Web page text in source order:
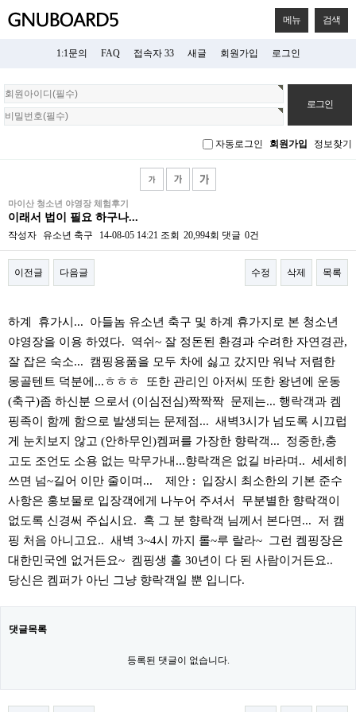
메뉴 검색
1:1문의 FAQ 접속자 33 새글 회원가입 로그인
회
원
로
자동로그인 회원가입 정보찾기
마이산 청소년 야영장 체험후기
이래서 법이 필요 하구나...
작성자 유소년 축구 14-08-05 14:21 조회 20,994회 댓글 0건
이전글 다음글 수정 삭제 목록
하계 휴가시... 아들놈 유소년 축구 및 하계 휴가지로 본 청소년
야영장을 이용 하였다. 역쉬~ 잘 정돈된 환경과 수려한 자연경관,
잘 잡은 숙소... 캠핑용품을 모두 차에 싫고 갔지만 워낙 저렴한
몽골텐트 덕분에...ㅎㅎㅎ 또한 관리인 아저씨 또한 왕년에 운동
(축구)좀 하신분 으로서 (이심전심)짝짝짝 문제는... 행락객과 켐
핑족이 함께 함으로 발생되는 문제점... 새벽3시가 넘도록 시끄럽
게 눈치보지 않고 (안하무인)켐퍼를 가장한 향락객... 정중한,충
고도 조언도 소용 없는 막무가내...향락객은 없길 바라며.. 세세히
쓰면 넘~길어 이만 줄이며... 제안 : 입장시 최소한의 기본 준수
사항은 홍보물로 입장객에게 나누어 주셔서 무분별한 향락객이
없도록 신경써 주십시요. 혹 그 분 향락객 님께서 본다면... 저 캠
핑 처음 아니고요.. 새벽 3~4시 까지 롤~루 랄라~ 그런 켐핑장은
대한민국엔 없거든요~ 켐핑생 홀 30년이 다 된 사람이거든요..
당신은 켐퍼가 아닌 그냥 향락객일 뿐 입니다.
댓글목록
등록된 댓글이 없습니다.